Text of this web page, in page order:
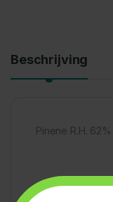
Beschrijving
Pinene R.H.